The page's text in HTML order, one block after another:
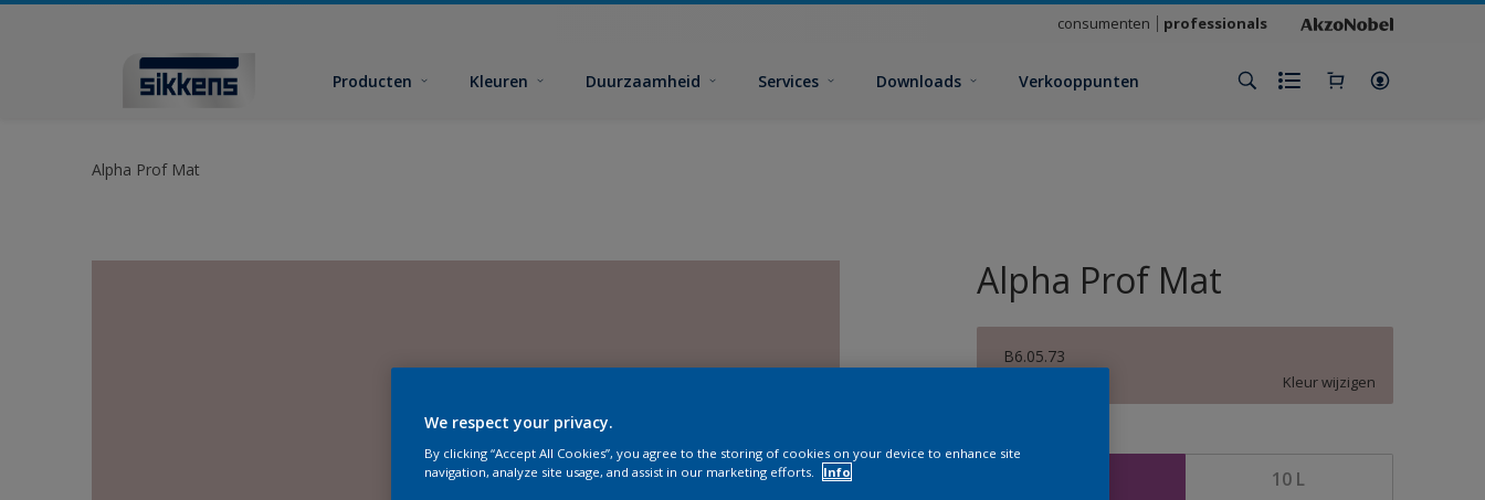
consumenten professionals
Producten Kleuren Duurzaamheid Services Downloads Verkooppunten
Alpha Prof Mat
Alpha Prof Mat
B6.05.73
Kleur wijzigen
10 L
We respect your privacy.
By clicking “Accept All Cookies”, you agree to the storing of cookies on your device to enhance site
navigation, analyze site usage, and assist in our marketing efforts.
Info